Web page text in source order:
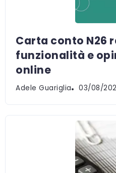
Carta conto N26
funzionalità e
online
Adele Guariglia 03/08/